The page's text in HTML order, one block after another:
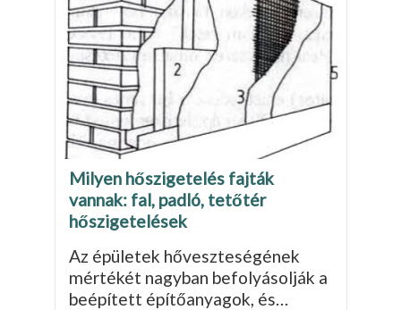
Milyen hőszigetelés fajták
vannak: fal, padló, tetőtér
hőszigetelések
Az épületek hőveszteségének
mértékét nagyban befolyásolják a
beépített építőanyagok, és…